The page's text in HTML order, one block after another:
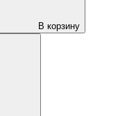
В корзину